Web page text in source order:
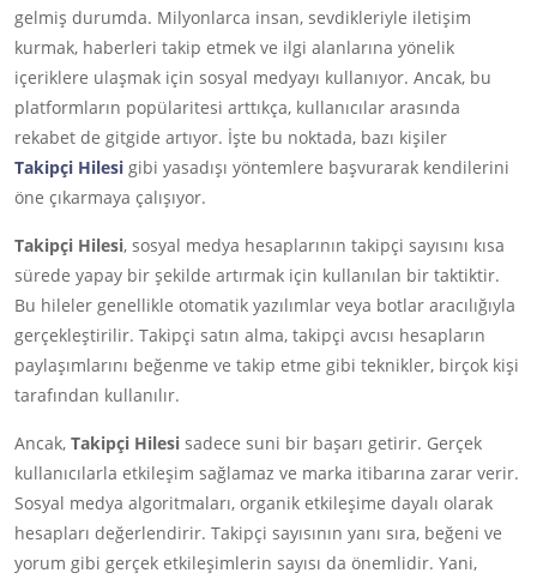
gelmiş durumda. Milyonlarca insan, sevdikleriyle iletişim
kurmak, haberleri takip etmek ve ilgi alanlarına yönelik
içeriklere ulaşmak için sosyal medyayı kullanıyor. Ancak, bu
platformların popülaritesi arttıkça, kullanıcılar arasında
rekabet de gitgide artıyor. İşte bu noktada, bazı kişiler
Takipçi Hilesi gibi yasadışı yöntemlere başvurarak kendilerini
öne çıkarmaya çalışıyor.
Takipçi Hilesi, sosyal medya hesaplarının takipçi sayısını kısa
sürede yapay bir şekilde artırmak için kullanılan bir taktiktir.
Bu hileler genellikle otomatik yazılımlar veya botlar aracılığıyla
gerçekleştirilir. Takipçi satın alma, takipçi avcısı hesapların
paylaşımlarını beğenme ve takip etme gibi teknikler, birçok kişi
tarafından kullanılır.
Ancak, Takipçi Hilesi sadece suni bir başarı getirir. Gerçek
kullanıcılarla etkileşim sağlamaz ve marka itibarına zarar verir.
Sosyal medya algoritmaları, organik etkileşime dayalı olarak
hesapları değerlendirir. Takipçi sayısının yanı sıra, beğeni ve
yorum gibi gerçek etkileşimlerin sayısı da önemlidir. Yani,